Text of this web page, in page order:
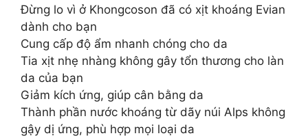
Đừng lo vì ở Khongcoson đã có xịt khoáng Evian
dành cho bạn
Cung cấp độ ẩm nhanh chóng cho da
Tia xịt nhẹ nhàng không gây tổn thương cho làn
da của bạn
Giảm kích ứng, giúp cân bằng da
Thành phần nước khoáng từ dãy núi Alps không
gậy dị ứng, phù hợp mọi loại da